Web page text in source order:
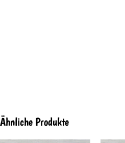
Ähnliche Produkte